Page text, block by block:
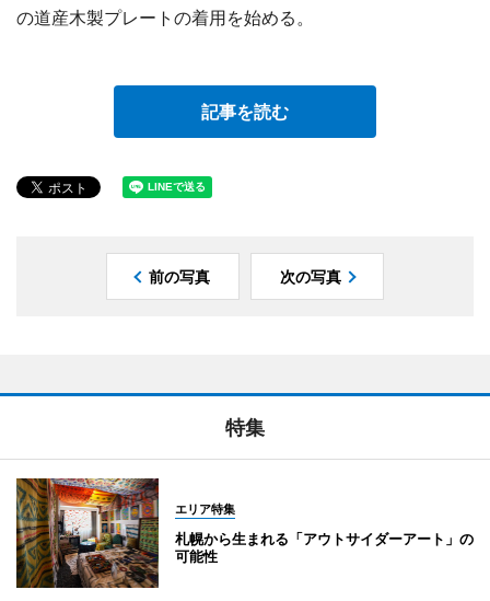
の道産木製プレートの着用を始める。
記事を読む
前の写真 次の写真
特集
エリア特集
札幌から生まれる「アウトサイダーアート」の
可能性